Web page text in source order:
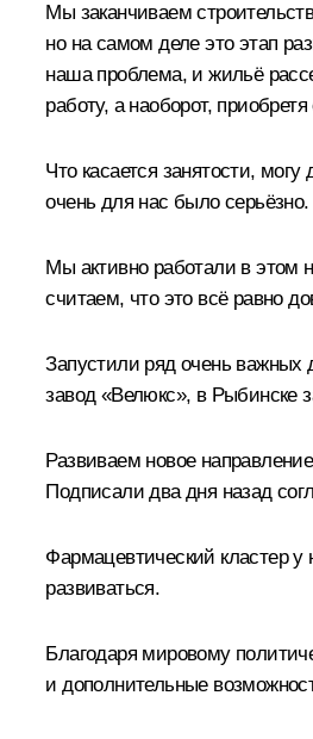
Мы заканчиваем
но на самом деле это этап
наша проблема, и жильё
работу, а наоборот,
Что касается занятости,
очень для нас было серьёзно.
Мы активно работали в этом
считаем, что это всё равно
Запустили ряд очень важных
завод «Велюкс», в Рыбинске
Развиваем новое
Подписали два дня назад
Фармацевтический кластер
развиваться.
Благодаря мировому
и дополнительные